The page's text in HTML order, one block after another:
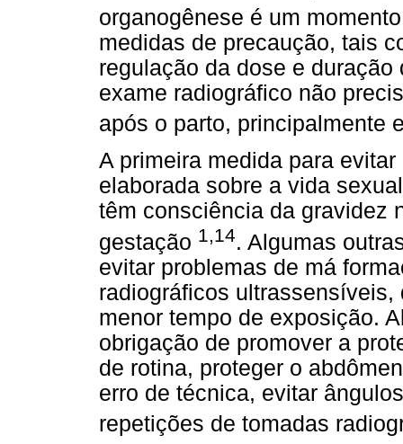
organogênese é um
medidas de precaução, tais
regulação da dose e
exame radiográfico não
após o parto, principalmente
A primeira medida para
elaborada sobre a vida
têm consciência da gravidez
gestação 1,14. Algumas
evitar problemas de má
radiográficos
menor tempo de exposição.
obrigação de promover a
de rotina, proteger o
erro de técnica, evitar
repetições de tomadas